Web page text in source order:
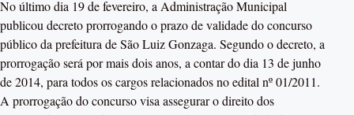
No último dia 19 de fevereiro, a Administração Municipal
publicou decreto prorrogando o prazo de validade do concurso
público da prefeitura de São Luiz Gonzaga. Segundo o decreto, a
prorrogação será por mais dois anos, a contar do dia 13 de junho
de 2014, para todos os cargos relacionados no edital nº 01/2011.
A prorrogação do concurso visa assegurar o direito dos